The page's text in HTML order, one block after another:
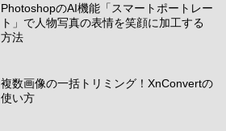
PhotoshopのAI機能「スマートポートレー
ト」で人物写真の表情を笑顔に加工する
方法
複数画像の一括トリミング！XnConvertの
使い方